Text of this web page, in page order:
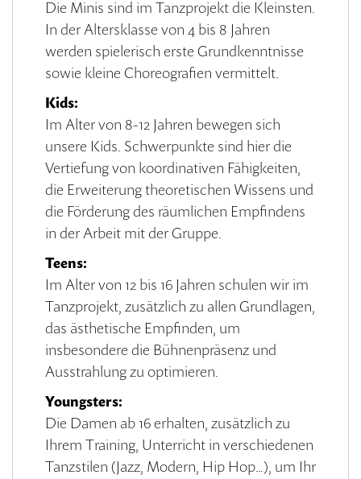
Die Minis sind im Tanzprojekt die Kleinsten.
In der Altersklasse von 4 bis 8 Jahren
werden spielerisch erste Grundkenntnisse
sowie kleine Choreografien vermittelt.
Kids:
Im Alter von 8-12 Jahren bewegen sich
unsere Kids. Schwerpunkte sind hier die
Vertiefung von koordinativen Fähigkeiten,
die Erweiterung theoretischen Wissens und
die Förderung des räumlichen Empfindens
in der Arbeit mit der Gruppe.
Teens:
Im Alter von 12 bis 16 Jahren schulen wir im
Tanzprojekt, zusätzlich zu allen Grundlagen,
das ästhetische Empfinden, um
insbesondere die Bühnenpräsenz und
Ausstrahlung zu optimieren.
Youngsters:
Die Damen ab 16 erhalten, zusätzlich zu
Ihrem Training, Unterricht in verschiedenen
Tanzstilen (Jazz, Modern, Hip Hop…), um Ihr